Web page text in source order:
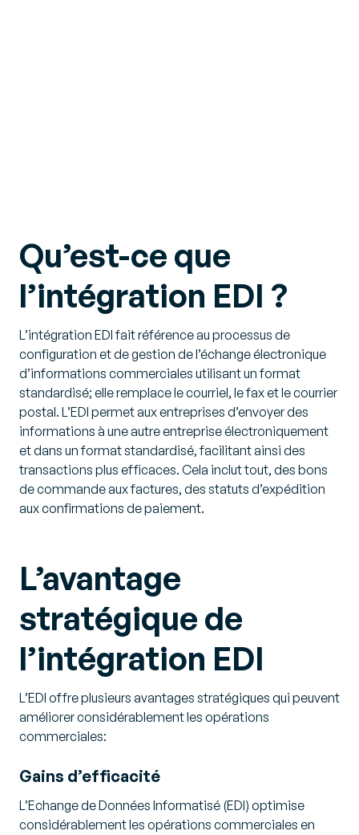
Qu’est-ce que
l’intégration EDI ?
L’intégration EDI fait référence au processus de
configuration et de gestion de l’échange électronique
d’informations commerciales utilisant un format
standardisé; elle remplace le courriel, le fax et le courrier
postal. L’EDI permet aux entreprises d’envoyer des
informations à une autre entreprise électroniquement
et dans un format standardisé, facilitant ainsi des
transactions plus efficaces. Cela inclut tout, des bons
de commande aux factures, des statuts d’expédition
aux confirmations de paiement.
L’avantage
stratégique de
l’intégration EDI
L’EDI offre plusieurs avantages stratégiques qui peuvent
améliorer considérablement les opérations
commerciales:
Gains d’efficacité
L’Echange de Données Informatisé (EDI) optimise
considérablement les opérations commerciales en